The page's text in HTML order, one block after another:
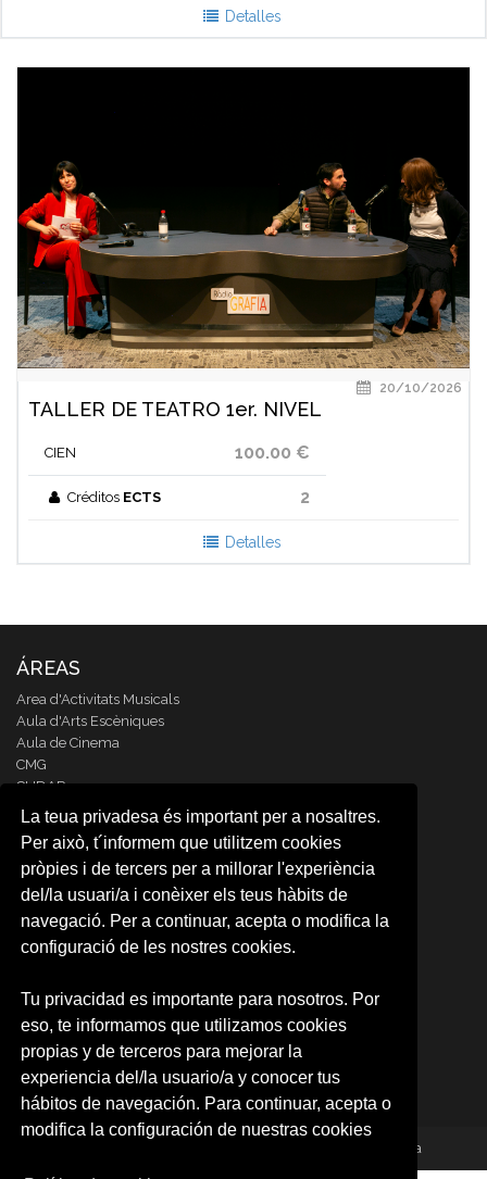
La teua privadesa és important per a nosaltres.
Per això, t´informem que utilitzem cookies
pròpies i de tercers per a millorar l'experiència
del/la usuari/a i conèixer els teus hàbits de
navegació. Per a continuar, acepta o modifica la
configuració de les nostres cookies.
Tu privacidad es importante para nosotros. Por
eso, te informamos que utilizamos cookies
propias y de terceros para mejorar la
experiencia del/la usuario/a y conocer tus
hábitos de navegación. Para continuar, acepta o
modifica la configuración de nuestras cookies
Detalles
20/10/2026
TALLER DE TEATRO 1er. NIVEL
CIEN 100.00 €
Créditos ECTS 2
Detalles
ÁREAS
Area d'Activitats Musicals
Aula d'Arts Escèniques
Aula de Cinema
CMG
CUDAP
Escena Erasmus
Formación contínua
Observatori Cultural
Promoció d'Activitats Culturals
UV-Gandia
UVdiscapacitat
SOBRE NOSOTROS
Quienes somos
Política de privacidad
Condiciones de uso
© 2026 Fundació General de la Universitat de València